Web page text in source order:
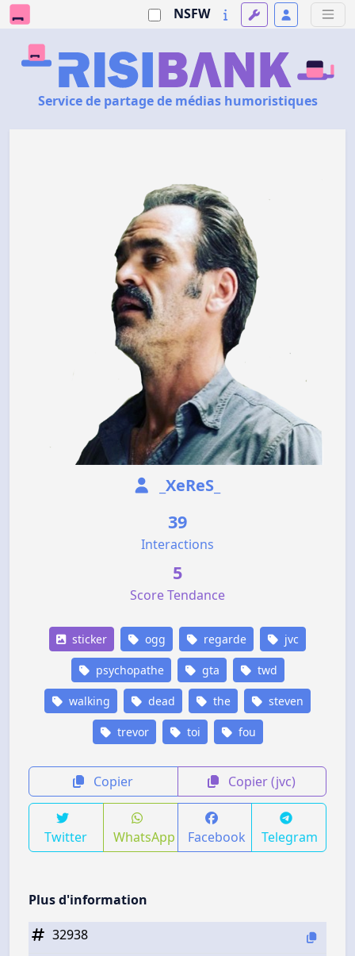
NSFW
Service de partage de médias humoristiques
_XeReS_
39
Interactions
5
Score Tendance
sticker ogg regarde jvc
psychopathe gta twd
walking dead the steven
trevor toi fou
Copier Copier (jvc)
Twitter WhatsApp Facebook Telegram
Plus d'information
32938